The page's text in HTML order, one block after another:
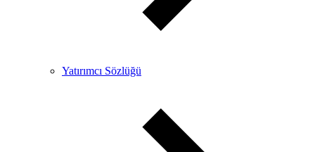
Yatırımcı Sözlüğü